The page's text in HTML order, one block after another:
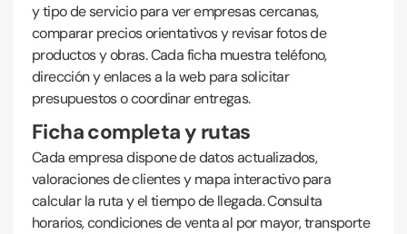
y tipo de servicio para ver empresas cercanas,
comparar precios orientativos y revisar fotos de
productos y obras. Cada ficha muestra teléfono,
dirección y enlaces a la web para solicitar
presupuestos o coordinar entregas.
Ficha completa y rutas
Cada empresa dispone de datos actualizados,
valoraciones de clientes y mapa interactivo para
calcular la ruta y el tiempo de llegada. Consulta
horarios, condiciones de venta al por mayor, transporte